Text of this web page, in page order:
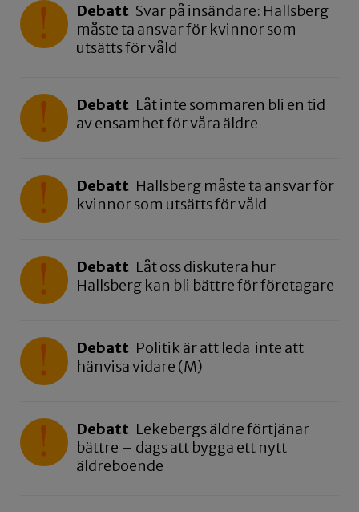
Debatt Svar på insändare: Hallsberg
måste ta ansvar för kvinnor som
utsätts för våld
Debatt Låt inte sommaren bli en tid
av ensamhet för våra äldre
Debatt Hallsberg måste ta ansvar för
kvinnor som utsätts för våld
Debatt Låt oss diskutera hur
Hallsberg kan bli bättre för företagare
Debatt Politik är att leda inte att
hänvisa vidare (M)
Debatt Lekebergs äldre förtjänar
bättre – dags att bygga ett nytt
äldreboende